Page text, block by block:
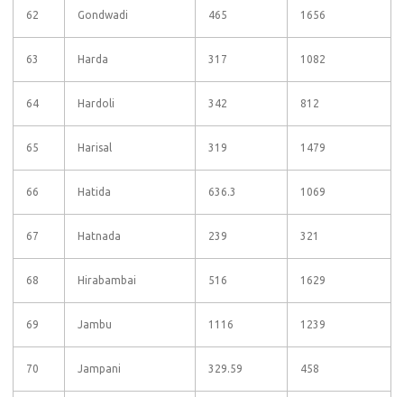
62 Gondwadi 465 1656
63 Harda 317 1082
64 Hardoli 342 812
65 Harisal 319 1479
66 Hatida 636.3 1069
67 Hatnada 239 321
68 Hirabambai 516 1629
69 Jambu 1116 1239
70 Jampani 329.59 458